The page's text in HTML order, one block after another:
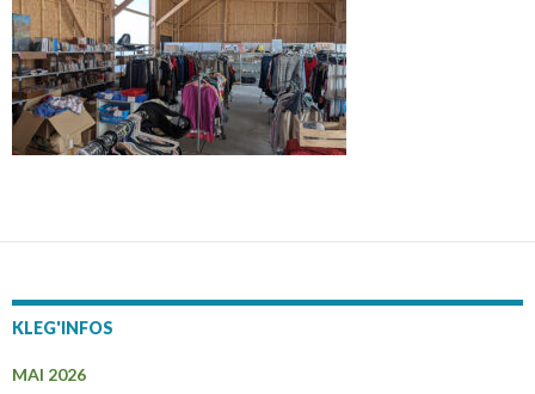
KLEG'INFOS
MAI 2026